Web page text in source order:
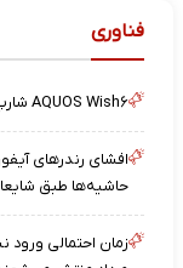
فناوری
AQUOS Wish۶ شارپ با محافظت در برابر کلاهبرداری معرفی شد
حاشیه‌ها طبق